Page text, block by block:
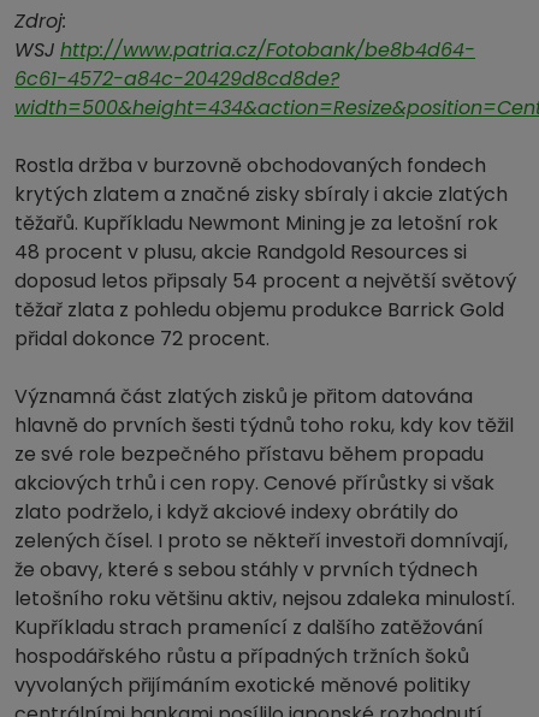
Zdroj:
WSJ http://www.patria.cz/Fotobank/be8b4d64-
6c61-4572-a84c-20429d8cd8de?
Rostla držba v burzovně obchodovaných fondech
krytých zlatem a značné zisky sbíraly i akcie zlatých
těžařů. Kupříkladu Newmont Mining je za letošní rok
48 procent v plusu, akcie Randgold Resources si
doposud letos připsaly 54 procent a největší světový
těžař zlata z pohledu objemu produkce Barrick Gold
přidal dokonce 72 procent.
Významná část zlatých zisků je přitom datována
hlavně do prvních šesti týdnů toho roku, kdy kov těžil
ze své role bezpečného přístavu během propadu
akciových trhů i cen ropy. Cenové přírůstky si však
zlato podrželo, i když akciové indexy obrátily do
zelených čísel. I proto se někteří investoři domnívají,
že obavy, které s sebou stáhly v prvních týdnech
letošního roku většinu aktiv, nejsou zdaleka minulostí.
Kupříkladu strach pramenící z dalšího zatěžování
hospodářského růstu a případných tržních šoků
vyvolaných přijímáním exotické měnové politiky